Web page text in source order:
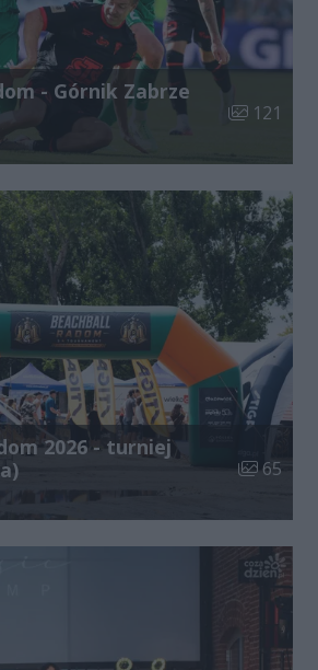
- Górnik Zabrze
Liczba
121
2026 - turniej
Liczba
65